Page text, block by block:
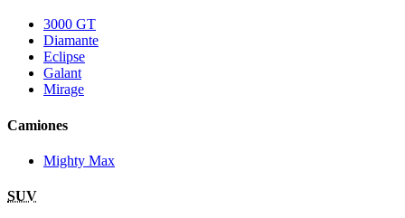
3000 GT
Diamante
Eclipse
Galant
Mirage
Camiones
Mighty Max
SUV